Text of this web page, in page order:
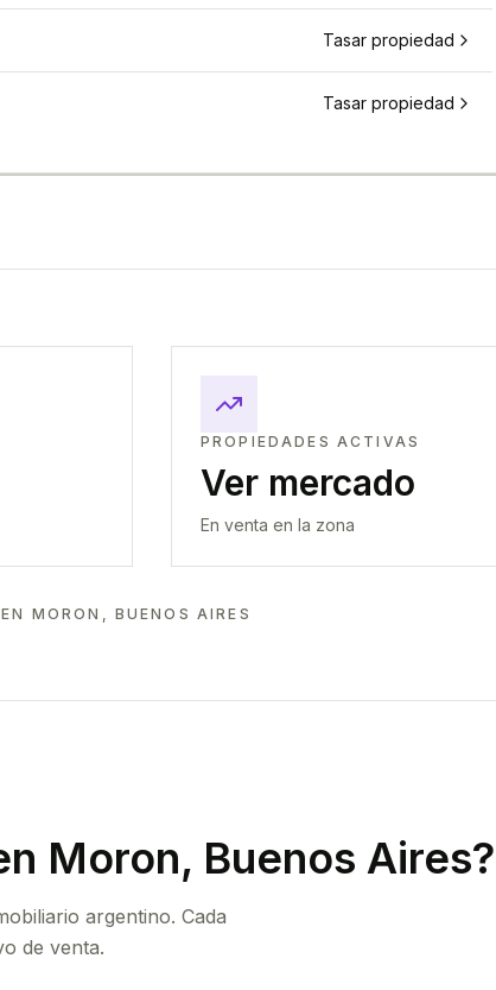
Tasar propiedad
Tasar propiedad
PROPIEDADES ACTIVAS
Ver mercado
En venta en la zona
MORON, BUENOS AIRES
Moron, Buenos Aires?
argentino. Cada
de venta.